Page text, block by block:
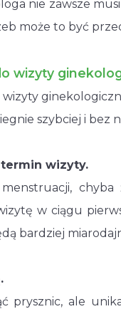
nie zawsze
może to być
wizyty
szybciej i
wizyty.
w ciągu
bardziej
prysznic, ale